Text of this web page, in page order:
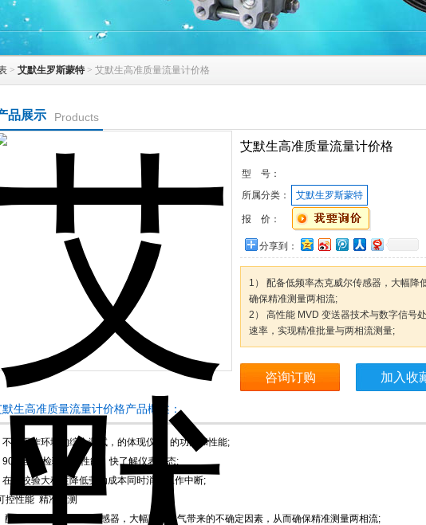
> 艾默生罗斯蒙特> 艾默生高准质量流量计价格
品展示 Products
艾默生高准质量流量计价格
型 号：
所属分类：
艾默生罗斯蒙特
报 价：
分享到：
1） 配备低频率杰克威尔传感器，大幅降
确保精准测量两相流;
2） 高性能 MVD 变送器技术与数字信号
速率，实现精准批量与两相流测量;
咨询订购 加入收
默生高准质量流量计价格产品概述：
不同工作环境的综合测试，的体现仪 表 的功能和性能;
90秒全面检验仪表性能，快了解仪表状态;
在线校验大程度降低劳动成本同时消除工作中断;
性能 精准检测
配备低频率杰克威尔传感器，大幅降低含气带来的不确定因素，从而确保精准测量两相流;